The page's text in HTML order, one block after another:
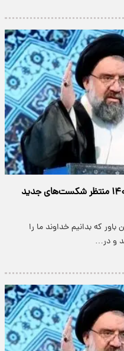
خاتمی: مردم صبور باشند / آمریکا در ۱۴۰۱ منتظر شکست‌های جدید
که بدانیم خداوند ما را
و در…